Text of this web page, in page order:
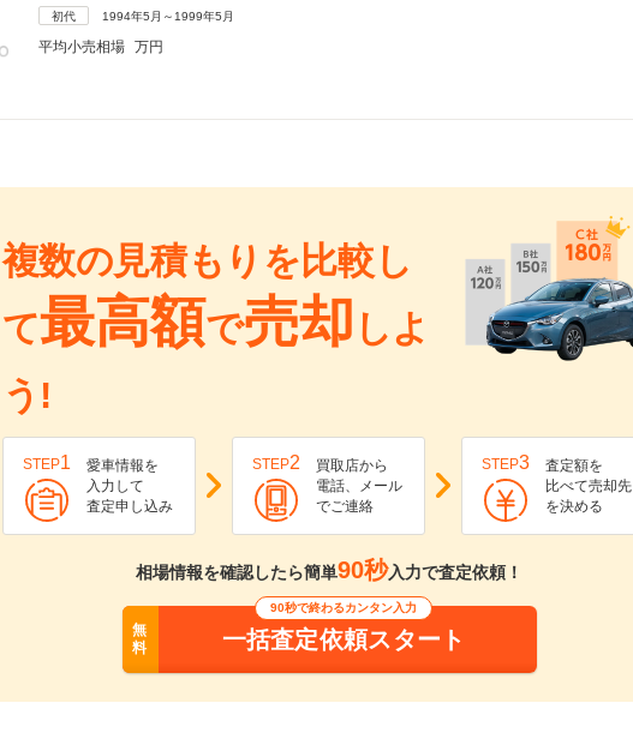
初代 1994年5月～1999年5月
平均小売相場 万円
複数の見積もりを比較し
て最高額で売却 しよ
う!
STEP1
愛車情報を
入力して
査定申し込み
STEP2
買取店から
電話、メール
でご連絡
STEP3
査定額を
比べて売却先
を決める
相場情報を確認したら簡単90秒入力で査定依頼！
無
料
90秒で終わるカンタン入力
一括査定依頼スタート